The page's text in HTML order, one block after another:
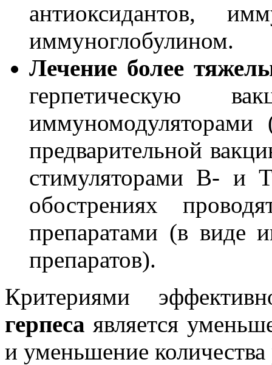
антиоксидантов,
иммуноглобулином.
Лечение более
герпетическую
предварительной
стимуляторами В- и
обострениях
препаратами (в виде
препаратов).
Критериями
герпеса является
и уменьшение